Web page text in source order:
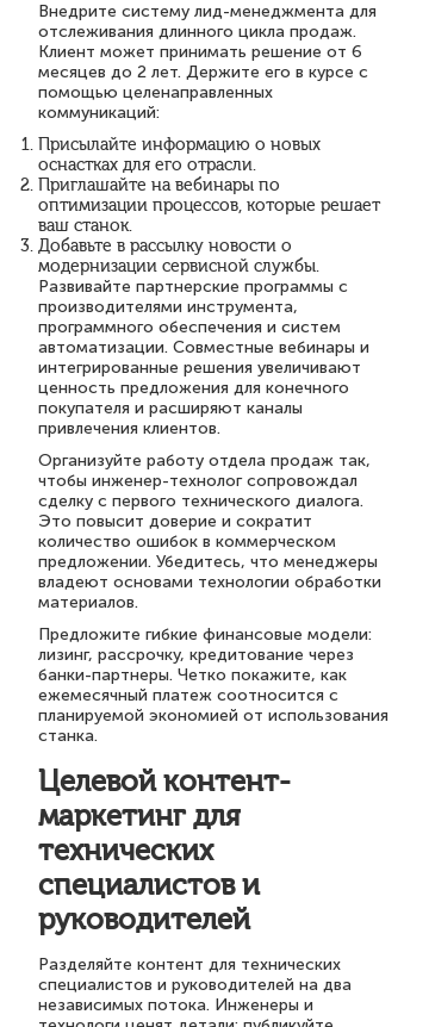
Внедрите систему лид-менеджмента для
отслеживания длинного цикла продаж.
Клиент может принимать решение от 6
месяцев до 2 лет. Держите его в курсе с
помощью целенаправленных
коммуникаций:
Присылайте информацию о новых
оснастках для его отрасли.
Приглашайте на вебинары по
оптимизации процессов, которые решает
ваш станок.
Добавьте в рассылку новости о
модернизации сервисной службы.
Развивайте партнерские программы с
производителями инструмента,
программного обеспечения и систем
автоматизации. Совместные вебинары и
интегрированные решения увеличивают
ценность предложения для конечного
покупателя и расширяют каналы
привлечения клиентов.
Организуйте работу отдела продаж так,
чтобы инженер-технолог сопровождал
сделку с первого технического диалога.
Это повысит доверие и сократит
количество ошибок в коммерческом
предложении. Убедитесь, что менеджеры
владеют основами технологии обработки
материалов.
Предложите гибкие финансовые модели:
лизинг, рассрочку, кредитование через
банки-партнеры. Четко покажите, как
ежемесячный платеж соотносится с
планируемой экономией от использования
станка.
Целевой контент-
маркетинг для
технических
специалистов и
руководителей
Разделяйте контент для технических
специалистов и руководителей на два
независимых потока. Инженеры и